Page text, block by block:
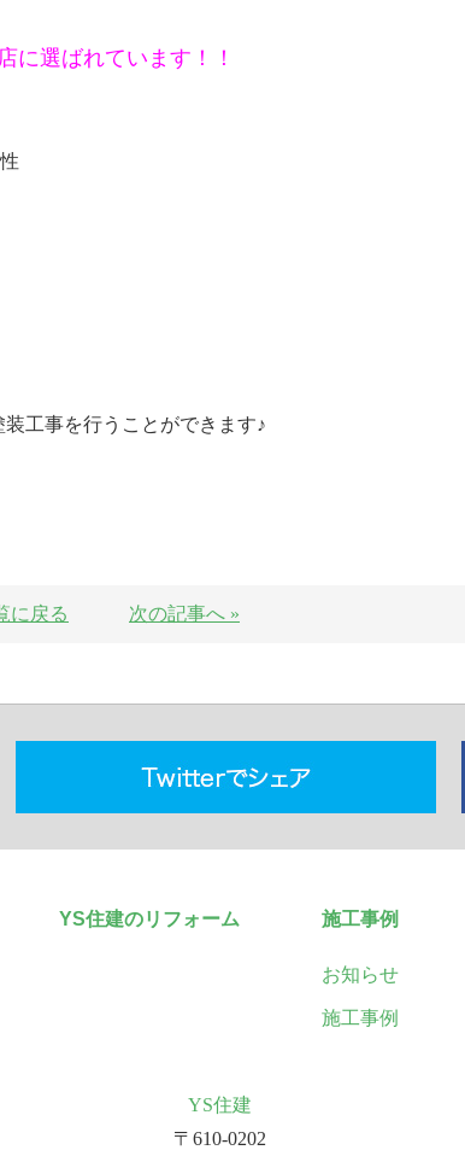
に選ばれています！！
工事を行うことができます♪
に戻る 次の記事へ »
YS住建のリフォーム 施工事例
お知らせ
施工事例
YS住建
〒610-0202